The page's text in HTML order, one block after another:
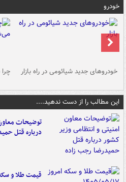
خودرو
خودروهای جدید شیائومی در راه بازار
این مطالب را از دست ندهید....
توضیحات
درباره قتل
قیمت طلا و سکه امروز